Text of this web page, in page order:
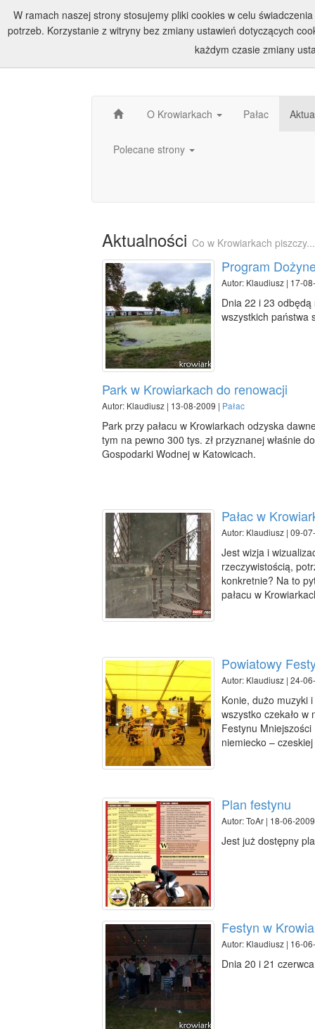
O Krowiarkach Pałac
Polecane strony
Aktualności Co w Krowiarkach piszczy...
Program
Autor: Klaudiusz | 17-
Dnia 22 i 23
wszystkich państwa
Park w Krowiarkach do renowacji
Autor: Klaudiusz | 13-08-2009 | Pałac
Park przy pałacu w Krowiarkach odzyska
tym na pewno 300 tys. zł przyznanej właśnie
Gospodarki Wodnej w Katowicach.
Pałac w
Autor: Klaudiusz | 09-
Jest wizja i
rzeczywistością,
konkretnie? Na to
pałacu w
Powiatowy
Autor: Klaudiusz | 24-
Konie, dużo muzyki
wszystko czekało
Festynu
niemiecko –
Plan festynu
Autor: ToAr | 18-06-
Jest już dostępny
Festyn w
Autor: Klaudiusz | 16-
Dnia 20 i 21
W ramach naszej strony stosujemy pliki cookies w celu
potrzeb. Korzystanie z witryny bez zmiany ustawień dotyczących
każdym czasie zmiany